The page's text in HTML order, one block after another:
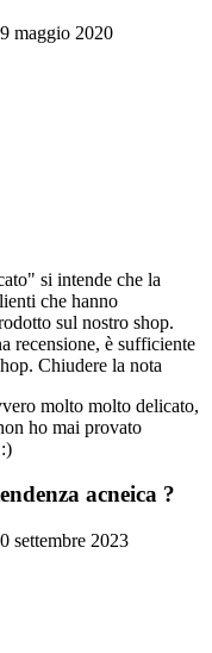
maggio 2020
si intende che la
che hanno
sul nostro shop.
recensione, è sufficiente
Chiudere la nota
molto molto delicato,
ho mai provato
acneica ?
settembre 2023